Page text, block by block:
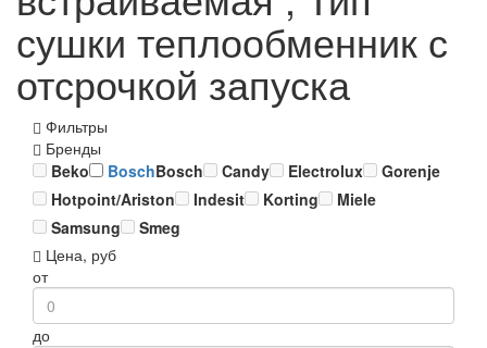
сушки теплообменник с
отсрочкой запуска
Фильтры
Бренды
Beko
BoschBosch Candy Electrolux
Gorenje
Hotpoint/Ariston
Indesit Korting
Miele
Samsung
Smeg
Цена, руб
от
до